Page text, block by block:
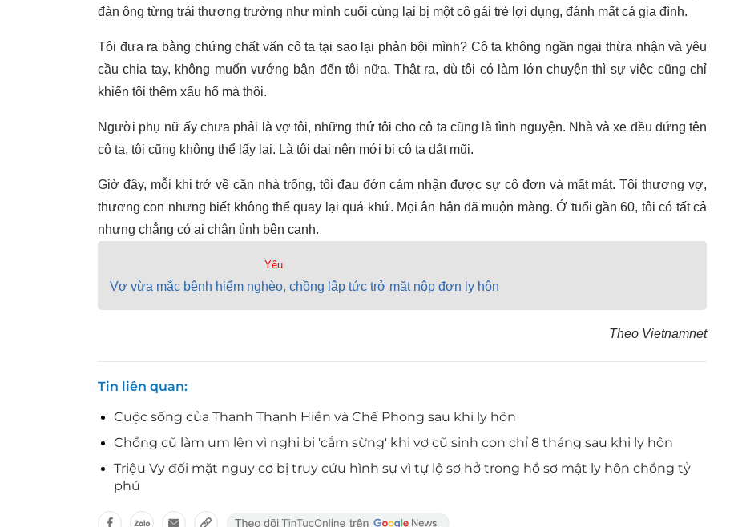
đàn ông từng trải thương trường như mình cuối cùng lại bị một cô gái trẻ lợi dụng, đánh mất cả gia đình.
Tôi đưa ra bằng chứng chất vấn cô ta tại sao lại phản bội mình? Cô ta không ngần ngại thừa nhận và yêu
cầu chia tay, không muốn vướng bận đến tôi nữa. Thật ra, dù tôi có làm lớn chuyện thì sự việc cũng chỉ
khiến tôi thêm xấu hổ mà thôi.
Người phụ nữ ấy chưa phải là vợ tôi, những thứ tôi cho cô ta cũng là tình nguyện. Nhà và xe đều đứng tên
cô ta, tôi cũng không thể lấy lại. Là tôi dại nên mới bị cô ta dắt mũi.
Giờ đây, mỗi khi trở về căn nhà trống, tôi đau đớn cảm nhận được sự cô đơn và mất mát. Tôi thương vợ,
thương con nhưng biết không thể quay lại quá khứ. Mọi ân hận đã muộn màng. Ở tuổi gần 60, tôi có tất cả
nhưng chẳng có ai chân tình bên cạnh.
Yêu
Vợ vừa mắc bệnh hiểm nghèo, chồng lập tức trở mặt nộp đơn ly hôn
Theo Vietnamnet
Tin liên quan
Cuộc sống của Thanh Thanh Hiền và Chế Phong sau khi ly hôn
Chồng cũ làm um lên vì nghi bị 'cắm sừng' khi vợ cũ sinh con chỉ 8 tháng sau khi ly hôn
Triệu Vy đối mặt nguy cơ bị truy cứu hình sự vì tự lộ sơ hở trong hồ sơ mật ly hôn chồng tỷ
phú